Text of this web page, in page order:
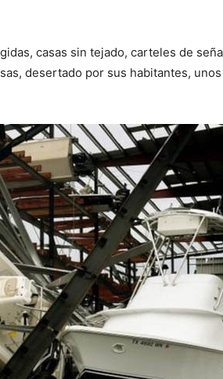
casas sin tejado, carteles de
desertado por sus habitantes,